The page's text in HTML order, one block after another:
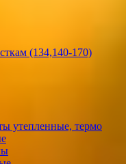
(134,140-170)
утепленные, термо